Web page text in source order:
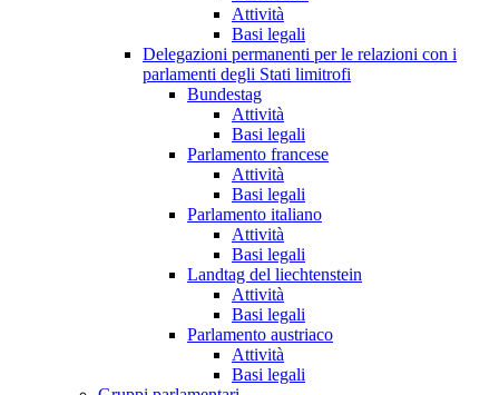
Attività
Basi legali
Delegazioni permanenti per le relazioni con i
parlamenti degli Stati limitrofi
Bundestag
Attività
Basi legali
Parlamento francese
Attività
Basi legali
Parlamento italiano
Attività
Basi legali
Landtag del liechtenstein
Attività
Basi legali
Parlamento austriaco
Attività
Basi legali